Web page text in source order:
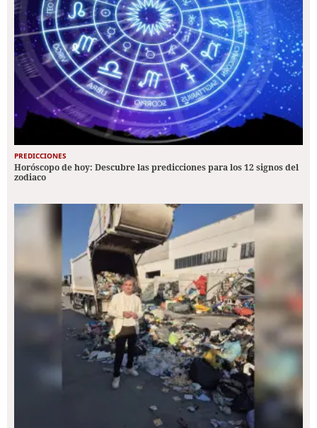
PREDICCIONES
Horóscopo de hoy: Descubre las predicciones para los 12 signos del
zodiaco